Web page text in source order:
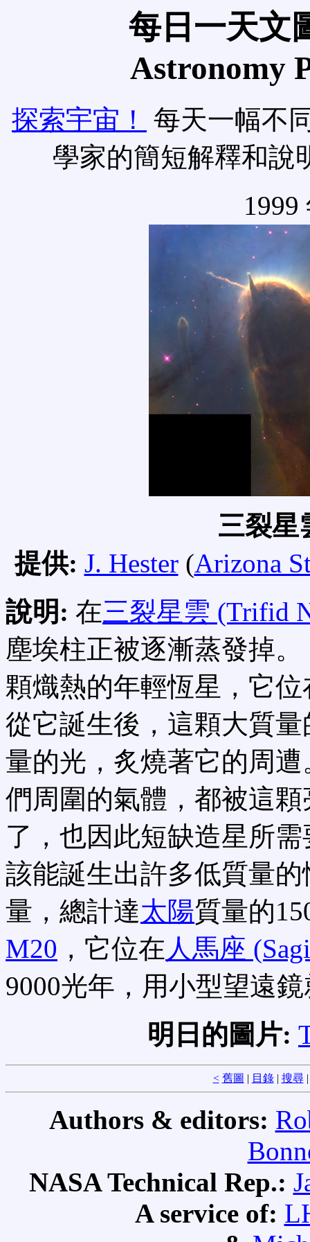
每日一天文
Astronomy
探索宇宙！
每天一幅不
學家的簡短解釋和說
1999
三裂星
提供: J. Hester(Arizona
說明: 在三裂星雲 (Trifid
塵埃柱正被逐漸蒸發掉。
顆熾熱的年輕恆星，它
從它誕生後，這顆大質
量的光，炙燒著它的周
們周圍的氣體，都被這
了，也因此短缺造星所
該能誕生出許多低質量
量，總計達太陽質量的
M20 ，它位在 人馬座
9000光年，用小型望遠
明日的圖片:
< 舊圖 | 目錄| 搜尋
Authors & editors:
NASA Technical Rep.:
A service of: